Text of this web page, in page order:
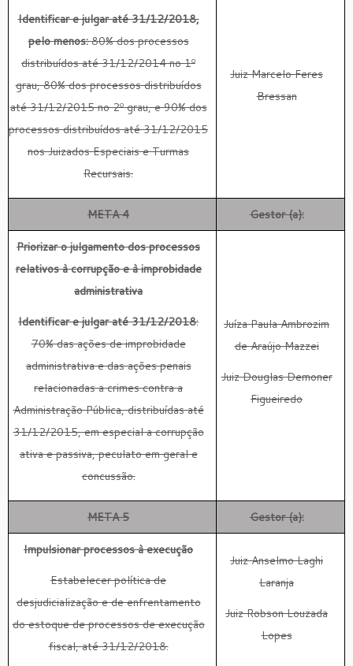
Identificar e julgar até 31/12/2018,
pelo menos:80% dos processos
distribuídos até 31/12/2014 no 1º
grau, 80% dos processos distribuídos
até 31/12/2015 no 2º grau, e 90% dos
processos distribuídos até 31/12/2015
nos Juizados Especiais e Turmas
Recursais.
Juiz Marcelo Feres
Bressan
META 4 Gestor (a):
Priorizar o julgamento dos processos
relativos à corrupção e à improbidade
administrativa
Identificar e julgar até 31/12/2018:
70% das ações de improbidade
administrativa e das ações penais
relacionadas a crimes contra a
Administração Pública, distribuídas até
31/12/2015, em especial a corrupção
ativa e passiva, peculato em geral e
concussão.
Juíza Paula Ambrozim
de Araújo Mazzei
Juiz Douglas Demoner
Figueiredo
META 5 Gestor (a):
Impulsionar processos à execução
Estabelecer política de
desjudicialização e de enfrentamento
do estoque de processos de execução
fiscal, até 31/12/2018.
Juiz Anselmo Laghi
Laranja
Juiz Robson Louzada
Lopes